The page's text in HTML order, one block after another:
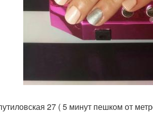
27 ( 5 минут пешком от